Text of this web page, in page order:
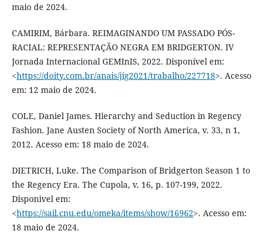
maio de 2024.
CAMIRIM, Bárbara. REIMAGINANDO UM PASSADO PÓS-
RACIAL: REPRESENTAÇÃO NEGRA EM BRIDGERTON. IV
Jornada Internacional GEMInIS, 2022. Disponível em:
<https://doity.com.br/anais/jig2021/trabalho/227718>. Acesso
em: 12 maio de 2024.
COLE, Daniel James. Hierarchy and Seduction in Regency
Fashion. Jane Austen Society of North America, v. 33, n 1,
2012. Acesso em: 18 maio de 2024.
DIETRICH, Luke. The Comparison of Bridgerton Season 1 to
the Regency Era. The Cupola, v. 16, p. 107-199, 2022.
Disponivel em:
<https://sail.cnu.edu/omeka/items/show/16962>. Acesso em:
18 maio de 2024.